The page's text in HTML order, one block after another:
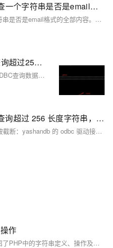
PHP数据验证方法：如何检查一个字符串是否是email格式。
以上就是关于PHP如何检查一个字符串是否是email格式的全部内容。希望你在代码书写旅途中，能找到你的北斗星——简洁、高效、可靠的代码验证方式。让我们共同见证PHP的强大和丰富多彩！
【YashanDB知识库】php查询超过256长度字符串，数据被截断的问题
本文分析了YashanDB中PHP通过ODBC查询数据时出现的数据截断问题，表现为超过256字节的数据被截断，以及isql工具无法显示超过300字节长度的数据。问题根源在于YashanDB的ODBC驱动仅支持单次查询，且PHP扩展库默认缓冲区限制。解决方案包括改用PHP ODBC扩展库而非PDO_ODBC，以及调整isql代码逻辑以支持循环取数或一次性读取完整数据。文章还提供了具体代码示例和规避方法，适用于23.2.4.14及更早版本。
【YashanDB 知识库】php 查询超过 256 长度字符串，数据被截断的问题
php 查询超过 256 字节数据，显示被截断：yashandb 的 odbc 驱动接口 SQLGetData 现在只支持单次查询，不支持多次取数据的操作。 isql 显示不出来，isql 工具最大只查询 300 长度的数据，超过了该长度未正常显示。
作
路老师带你深入PHP：本文详细介绍了PHP中的字符串定义、操作及常用函数，包括字符串的定义方式、定界符、字符串操作（如去除空格、获取长度、截取、替换、分割和合成等）。通过实例讲解，帮助你快速掌握PHP字符串处理技巧。